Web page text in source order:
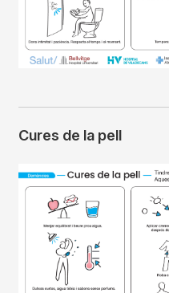
Cures de la pell
Imagen